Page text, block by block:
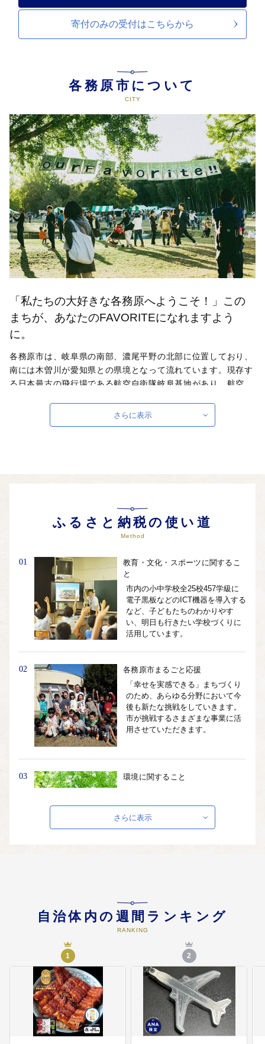
寄付のみの受付はこちらから
各務原市について
「私たちの大好きな各務原へようこそ！」この
まちが、あなたのFAVORITEになれますよう
に。
各務原市は、岐阜県の南部、濃尾平野の北部に位置しており、
南には木曽川が愛知県との県境となって流れています。現存す
る日本最古の飛行場である航空自衛隊岐阜基地があり、航空
を誇るものづくり都市です。暮らす人、働く人、訪れた人な
ど、このまちに関わるすべての人々のまちへの誇りや愛着を醸
さらに表示
ふるさと納税の使い道
Method
01
教育・文化・スポーツに関するこ
と
市内の小中学校全25校457学級に
電子黒板などのICT機器を導入する
など、子どもたちのわかりやす
い、明日も行きたい学校づくりに
活用しています。
02
各務原市まるごと応援
「幸せを実感できる」まちづくり
のため、あらゆる分野において今
後も新たな挑戦をしていきます。
市が挑戦するさまざまな事業に活
用させていただきます。
03
環境に関すること
樹木工事に利用したり、バイオマ
ス燃料などにして再資源化して環
の早期発見・治療、成人保健や健
康づくり事業にも活用させていた
だきます。
高齢者福祉に関すること
ひとり暮らしの高齢者などの住居
に、急病などに対応するための緊
急通報システムを設置するなどに
さらに表示
自治体内の週間ランキング
RANKING
1 2